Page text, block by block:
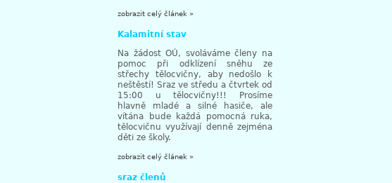
zobrazit celý článek »
Kalamitní stav
Na žádost OÚ, svoláváme členy na
pomoc při odklízení sněhu ze
střechy tělocvičny, aby nedošlo k
neštěstí! Sraz ve středu a čtvrtek od
15:00 u tělocvičny!!! Prosíme
hlavně mladé a silné hasiče, ale
vítána bude každá pomocná ruka,
tělocvičnu využívají denně zejména
děti ze školy.
zobrazit celý článek »
sraz členů